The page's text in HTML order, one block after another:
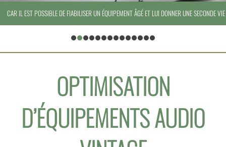
CAR IL EST POSSIBLE DE FIABILISER UN ÉQUIPEMENT ÂGÉ ET LUI DONNER UNE SECONDE VIE
OPTIMISATION
D’ÉQUIPEMENTS AUDIO